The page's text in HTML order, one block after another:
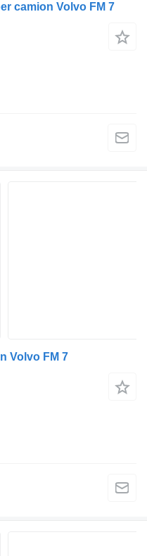
camion Volvo FM 7
Volvo FM 7